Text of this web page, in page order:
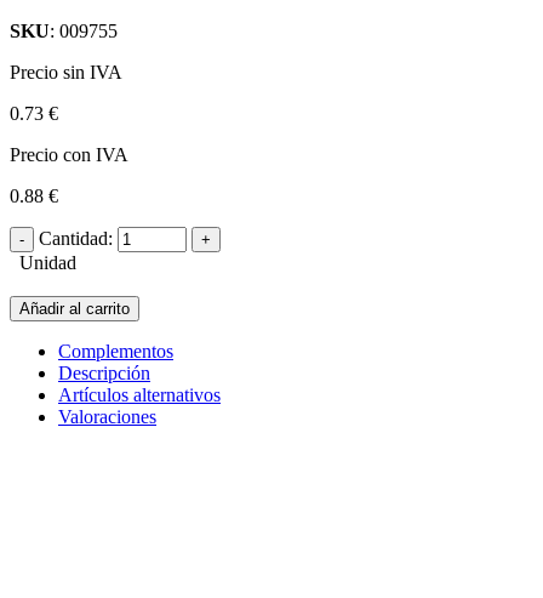
SKU: 009755
Precio sin IVA
0.73 €
Precio con IVA
0.88 €
Cantidad:
Unidad
Añadir al carrito
Complementos
Descripción
Artículos alternativos
Valoraciones